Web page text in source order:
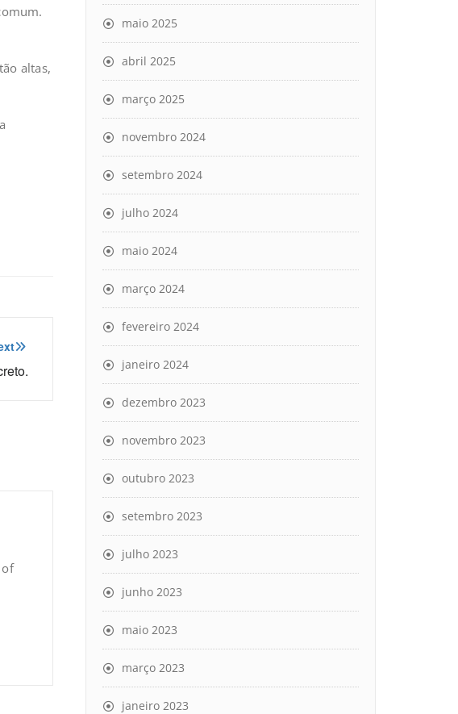
altas,
maio 2025
abril 2025
março 2025
novembro 2024
setembro 2024
julho 2024
maio 2024
março 2024
fevereiro 2024
janeiro 2024
dezembro 2023
novembro 2023
outubro 2023
setembro 2023
julho 2023
junho 2023
maio 2023
março 2023
janeiro 2023